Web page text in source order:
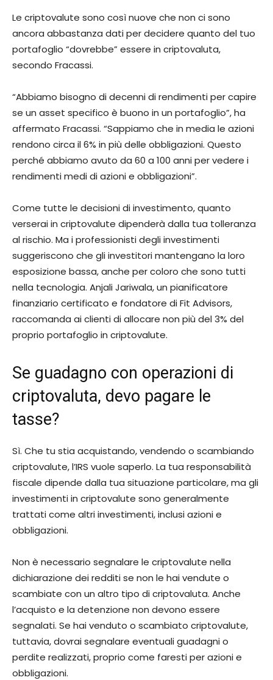
Le criptovalute sono così nuove che non ci sono
ancora abbastanza dati per decidere quanto del tuo
portafoglio “dovrebbe” essere in criptovaluta,
secondo Fracassi.
“Abbiamo bisogno di decenni di rendimenti per capire
se un asset specifico è buono in un portafoglio”, ha
affermato Fracassi. “Sappiamo che in media le azioni
rendono circa il 6% in più delle obbligazioni. Questo
perché abbiamo avuto da 60 a 100 anni per vedere i
rendimenti medi di azioni e obbligazioni”.
Come tutte le decisioni di investimento, quanto
verserai in criptovalute dipenderà dalla tua tolleranza
al rischio. Ma i professionisti degli investimenti
suggeriscono che gli investitori mantengano la loro
esposizione bassa, anche per coloro che sono tutti
nella tecnologia. Anjali Jariwala, un pianificatore
finanziario certificato e fondatore di Fit Advisors,
raccomanda ai clienti di allocare non più del 3% del
proprio portafoglio in criptovalute.
Se guadagno con operazioni di
criptovaluta, devo pagare le
tasse?
Sì. Che tu stia acquistando, vendendo o scambiando
criptovalute, l’IRS vuole saperlo. La tua responsabilità
fiscale dipende dalla tua situazione particolare, ma gli
investimenti in criptovalute sono generalmente
trattati come altri investimenti, inclusi azioni e
obbligazioni.
Non è necessario segnalare le criptovalute nella
dichiarazione dei redditi se non le hai vendute o
scambiate con un altro tipo di criptovaluta. Anche
l’acquisto e la detenzione non devono essere
segnalati. Se hai venduto o scambiato criptovalute,
tuttavia, dovrai segnalare eventuali guadagni o
perdite realizzati, proprio come faresti per azioni e
obbligazioni.